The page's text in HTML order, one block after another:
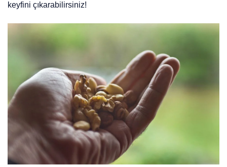
keyfini çıkarabilirsiniz!